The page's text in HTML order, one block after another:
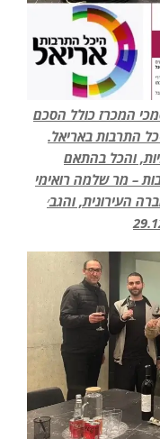
המכרז כולל הסכם
התרבות באריאל.
והכל בהתאם
– מר שלמה רואימי
העירונית, והגב׳